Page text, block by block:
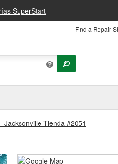
SuperStart
Find a Repair
Jacksonville Tienda #2051